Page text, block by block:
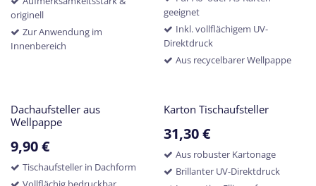
originell
Zur Anwendung im
Innenbereich
geeignet
Inkl. vollflächigem UV-
Direktdruck
Aus recycelbarer Wellpappe
Dachaufsteller aus
Wellpappe
9,90€
Tischaufsteller in Dachform
Karton Tischaufsteller
31,30€
Aus robuster Kartonage
Brillanter UV-Direktdruck